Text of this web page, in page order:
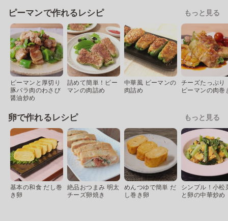
ピーマンで作れるレシピ もっと見る
ピーマンと厚切り
豚バラ肉のわさび
醤油炒め
詰めて簡単！ピー
マンの肉詰め
中華風 ピーマンの
肉詰め
チーズたっぷり
ピーマンの肉巻
卵で作れるレシピ もっと見る
基本の和食 だし巻
き卵
絶品おつまみ 明太
チーズ卵焼き
めんつゆで簡単 だ
し巻き卵
シンプル！小松
と卵の中華炒め